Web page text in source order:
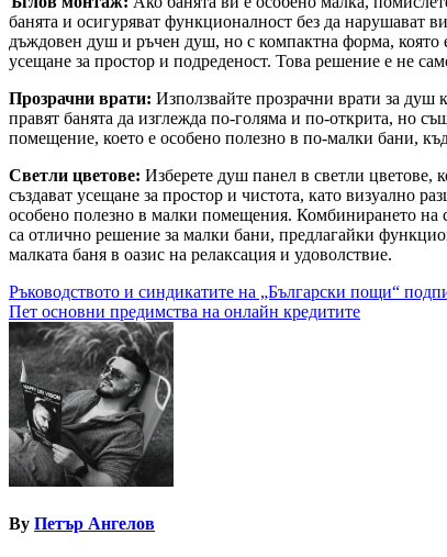
банята и осигуряват функционалност без да нарушават
дъждовен душ и ръчен душ, но с компактна форма, която
усещане за простор и подреденост. Това решение е не
Прозрачни врати: Използвайте прозрачни врати за душ
правят банята да изглежда по-голяма и по-открита, но
помещение, което е особено полезно в по-малки бани,
Светли цветове: Изберете душ панел в светли цветове,
създават усещане за простор и чистота, като визуално
особено полезно в малки помещения. Комбинирането на
са отлично решение за малки бани, предлагайки
малката баня в оазис на релаксация и удоволствие.
Навигация
Ръководството и синдикатите на „Български пощи“
Пет основни предимства на онлайн кредитите
By Петър Ангелов